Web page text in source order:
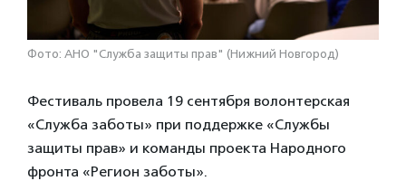
Фото: АНО "Служба защиты прав" (Нижний Новгород)
Фестиваль провела 19 сентября волонтерская
«Служба заботы» при поддержке «Службы
защиты прав» и команды проекта Народного
фронта «Регион заботы».